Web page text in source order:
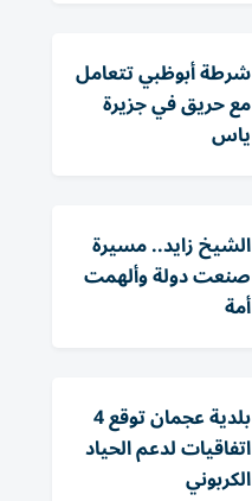
شرطة أبوظبي تتعامل
مع حريق في جزيرة
ياس
الشيخ زايد.. مسيرة
صنعت دولة وألهمت
أمة
بلدية عجمان توقع 4
اتفاقيات لدعم الحياد
الكربوني